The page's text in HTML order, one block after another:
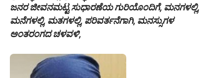
ಜನರ ಜೀವನಮಟ್ಟ ಸುಧಾರಣೆಯ ಗುರಿಯೊಂದಿಗೆ, ಮನಗಳಲ್ಲಿ,
ಮನೆಗಳಲ್ಲಿ, ಮತಗಳಲ್ಲಿ, ಪರಿವರ್ತನೆಗಾಗಿ, ಮನಸ್ಸುಗಳ
ಅಂತರಂಗದ ಚಳವಳಿ,